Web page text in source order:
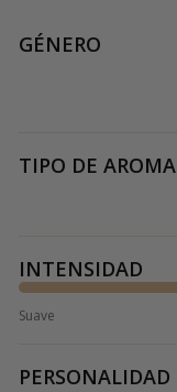
GÉNERO
TIPO DE AROMA
INTENSIDAD
Suave
PERSONALIDAD